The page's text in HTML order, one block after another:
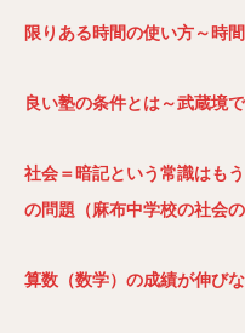
限りある時間の使い方～時
良い塾の条件とは～武蔵境
社会＝暗記という常識はも
の問題（麻布中学校の社会の
算数（数学）の成績が伸び